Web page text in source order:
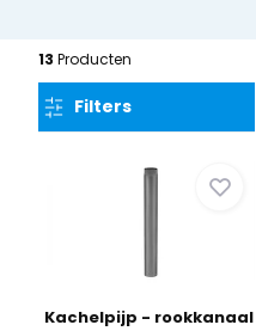
13Producten
Filters
Kachelpijp - rookkanaal